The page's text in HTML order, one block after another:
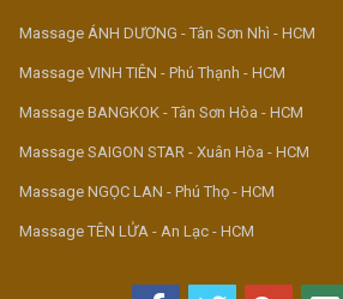
Massage ÁNH DƯƠNG - Tân Sơn Nhì - HCM
Massage VINH TIÊN - Phú Thạnh - HCM
Massage BANGKOK - Tân Sơn Hòa - HCM
Massage SAIGON STAR - Xuân Hòa - HCM
Massage NGỌC LAN - Phú Thọ - HCM
Massage TÊN LỬA - An Lạc - HCM